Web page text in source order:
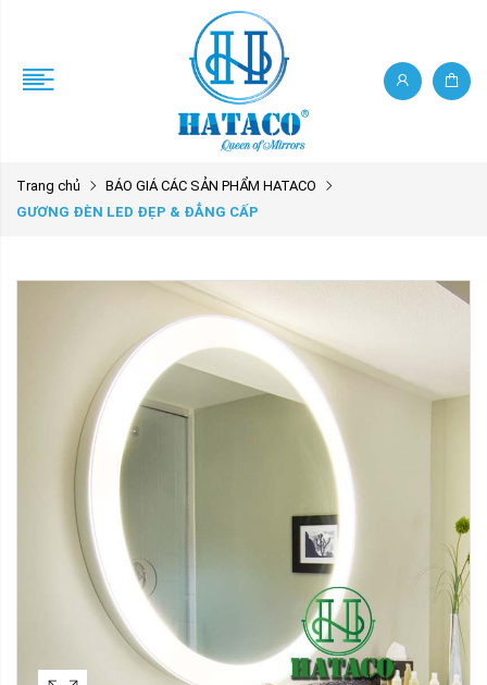
Trang chủ
BÁO GIÁ CÁC SẢN PHẨM HATACO
GƯƠNG ĐÈN LED ĐẸP & ĐẲNG CẤP